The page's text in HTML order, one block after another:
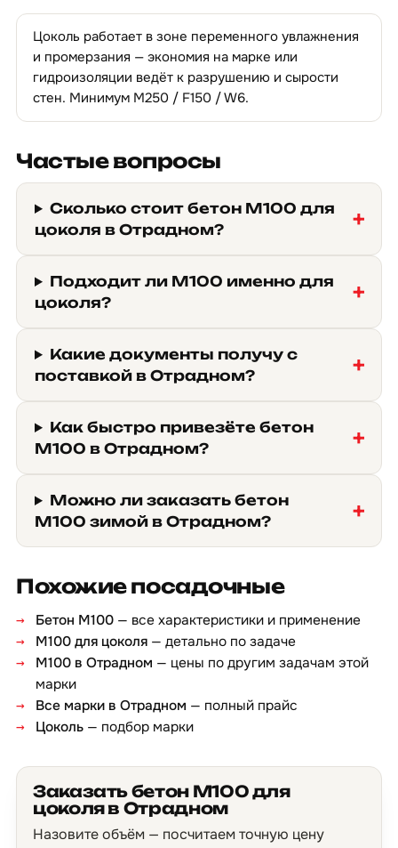
Цоколь работает в зоне переменного увлажнения
и промерзания — экономия на марке или
гидроизоляции ведёт к разрушению и сырости
стен. Минимум М250 / F150 / W6.
Частые вопросы
Сколько стоит бетон М100 для
цоколя в Отрадном?
Подходит ли М100 именно для
цоколя?
Какие документы получу с
поставкой в Отрадном?
Как быстро привезёте бетон
М100 в Отрадном?
Можно ли заказать бетон
М100 зимой в Отрадном?
Похожие посадочные
Бетон М100 — все характеристики и применение
М100 для цоколя — детально по задаче
М100 в Отрадном — цены по другим задачам этой
марки
Все марки в Отрадном — полный прайс
Цоколь — подбор марки
Заказать бетон М100 для
цоколя в Отрадном
Назовите объём — посчитаем точную цену